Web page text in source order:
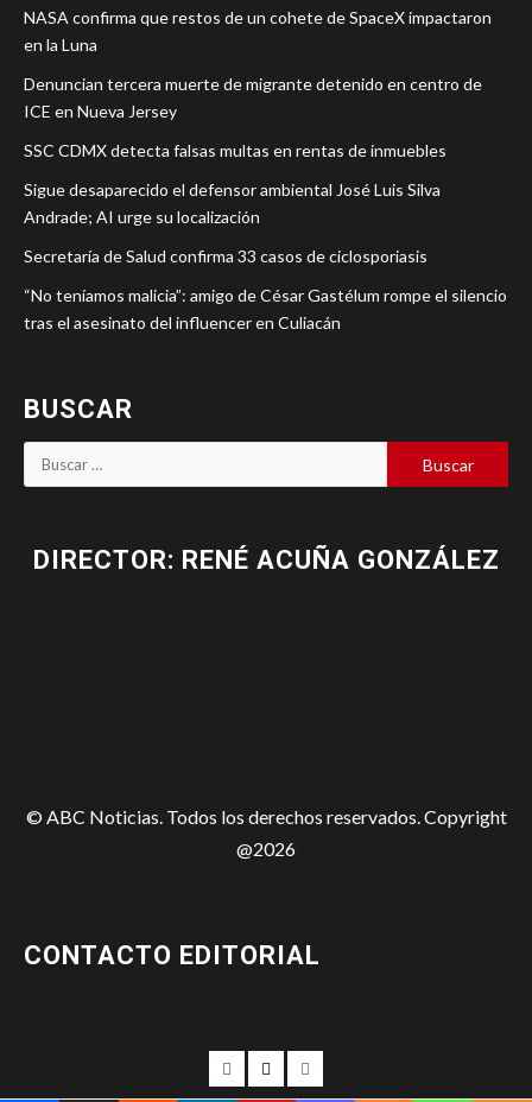
NASA confirma que restos de un cohete de SpaceX impactaron
en la Luna
Denuncian tercera muerte de migrante detenido en centro de
ICE en Nueva Jersey
SSC CDMX detecta falsas multas en rentas de inmuebles
Sigue desaparecido el defensor ambiental José Luis Silva
Andrade; AI urge su localización
Secretaría de Salud confirma 33 casos de ciclosporiasis
“No teníamos malicia”: amigo de César Gastélum rompe el silencio
tras el asesinato del influencer en Culiacán
BUSCAR
DIRECTOR: RENÉ ACUÑA GONZÁLEZ
© ABC Noticias. Todos los derechos reservados. Copyright
@2026
CONTACTO EDITORIAL